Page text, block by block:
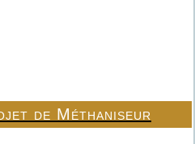
de Méthaniseur